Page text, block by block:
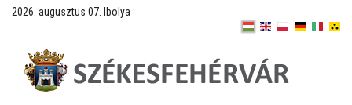
2026. augusztus 07. Ibolya